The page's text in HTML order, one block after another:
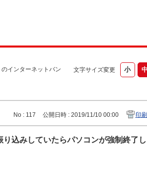
文字サイズ変更
インターネットバン
No : 117 公開日時 : 2019/11/10 00:00 印刷
込みしていたらパソコンが強制終了し